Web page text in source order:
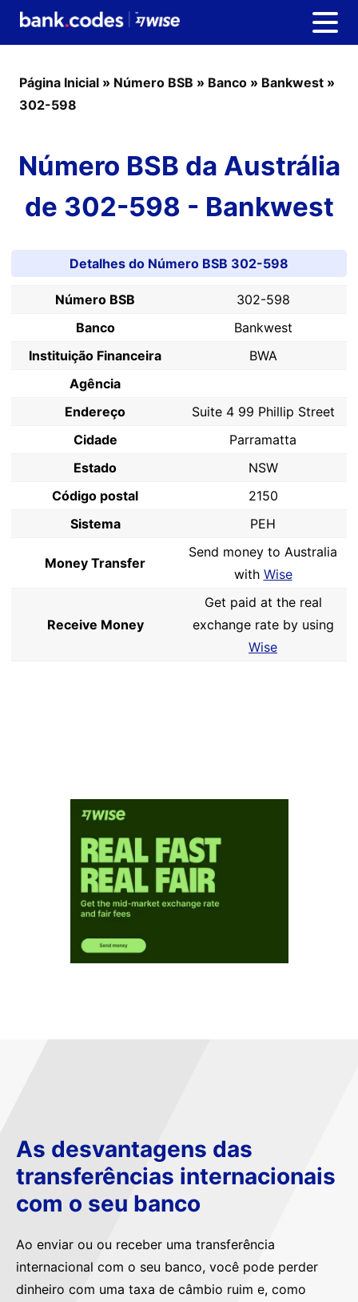
Página Inicial » Número BSB » Banco » Bankwest »
302-598
Número BSB da Austrália
de 302-598 - Bankwest
Detalhes do Número BSB 302-598
Número BSB
302-598
Banco
Bankwest
Instituição Financeira
BWA
Agência
Endereço
Suite 4 99 Phillip Street
Cidade
Parramatta
Estado
NSW
Código postal
2150
Sistema
PEH
Money Transfer
Send money to Australia
with Wise
Receive Money
Get paid at the real
exchange rate by using
Wise
As desvantagens das
transferências internacionais
com o seu banco
Ao enviar ou ou receber uma transferência
internacional com o seu banco, você pode perder
dinheiro com uma taxa de câmbio ruim e, como